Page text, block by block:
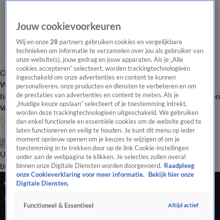
Overzicht Onze programma's Uitzendingen Onze gezichten
In de
WandelgangenInterviewsUitzending
bijwonenPodcastShopVeelgestelde vragenKijkersvraag insturen
Volg Vandaag Inside
Zoeken
UitzendingenVandaag InsideDe OranjezomerShopUitzending
bijwonen
Veronica Inside
Seizoen 2019, aflevering 20
18 okt 2019, 20:30
Jouw cookievoorkeuren
Wij en onze28 partners gebruiken cookies en vergelijkbare
technieken om informatie te verzamelen over jou als gebruiker van
onze website(s), jouw gedrag en jouw apparaten. Als je „Alle
cookies accepteren” selecteert, worden trackingtechnologieën
ingeschakeld om onze advertenties en content te kunnen
personaliseren, onze producten en diensten te verbeteren en om
de prestaties van advertenties en content te meten. Als je
„Huidige keuze opslaan” selecteert of je toestemming intrekt,
worden deze trackingtechnologieën uitgeschakeld. We gebruiken
dan enkel functionele en essentiële cookies om de website goed te
laten functioneren en veilig te houden. Je kunt dit menu op ieder
moment opnieuw openen om je keuzes te wijzigen of om je
toestemming in te trekken door op de link Cookie-instellingen
onder aan de webpagina te klikken. Je selecties zullen overal
binnen onze Digitale Diensten worden doorgevoerd. Raadpleeg
onze Cookieverklaring voor meer informatie.
Bekijk hier onze
Digitale Diensten.
Functioneel & Essentieel Altijd actief